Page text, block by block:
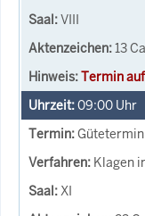
VIII
13
Termin
09:00 Uhr
Gütetermin
Klagen
XI